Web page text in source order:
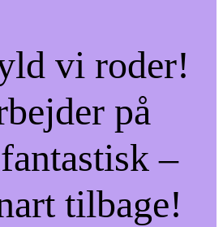
vi roder!
på
–
tilbage!